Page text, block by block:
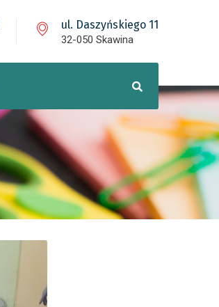
ul. Daszyńskiego 11
32-050 Skawina